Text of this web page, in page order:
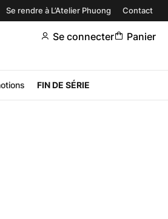
Se rendre à L’Atelier Phuong Contact
Se connecter Panier
FIN DE SÉRIE